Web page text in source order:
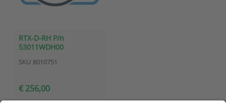
RTX-D-RH P/n
53011WDH00
SKU 8010751
€ 256,00